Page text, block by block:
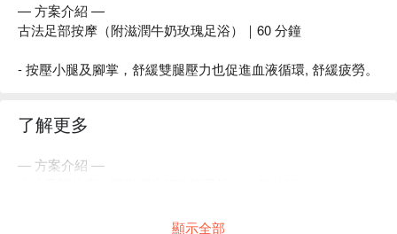
— 方案介紹 —
古法足部按摩（附滋潤牛奶玫瑰足浴）｜60 分鐘
- 按壓小腿及腳掌，舒緩雙腿壓力也促進血液循環, 舒緩疲勞。
了解更多
— 方案介紹 —
顯示全部